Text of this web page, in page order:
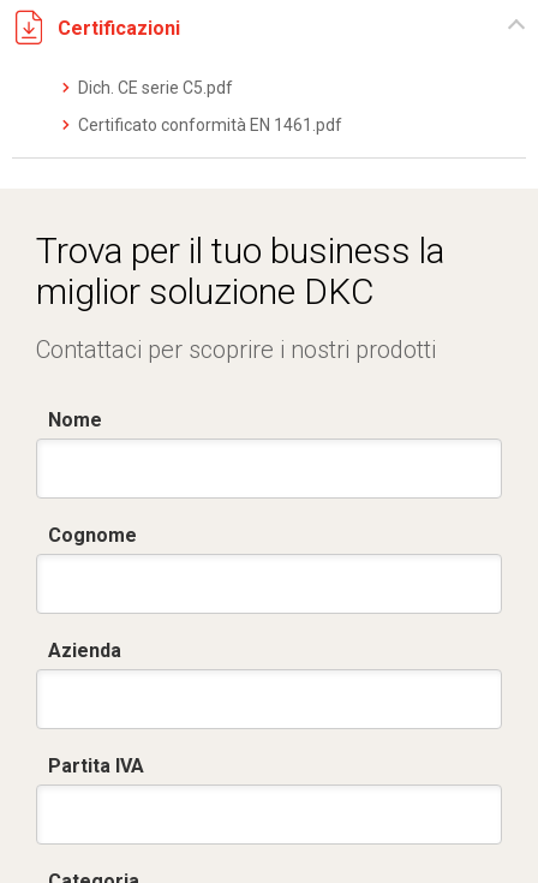
Certificazioni
Dich. CE serie C5.pdf
Certificato conformità EN 1461.pdf
Trova per il tuo business la
miglior soluzione DKC
Contattaci per scoprire i nostri prodotti
Nome
Cognome
Azienda
Partita IVA